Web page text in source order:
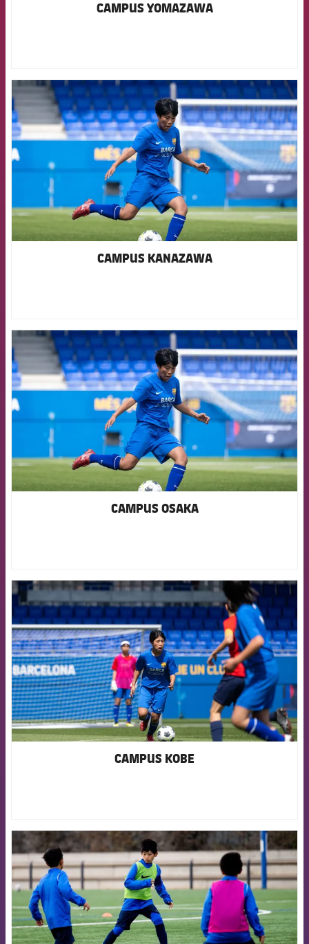
CAMPUS YOMAZAWA
FCB Barcelona badge
CAMPUS KANAZAWA
FCB Barcelona badge
CAMPUS OSAKA
FCB Barcelona badge
CAMPUS KOBE
FCB Barcelona badge